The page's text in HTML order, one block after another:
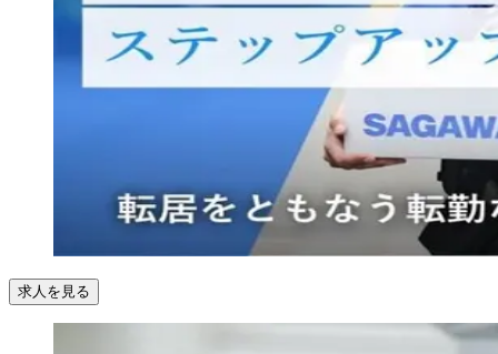
求人を見る